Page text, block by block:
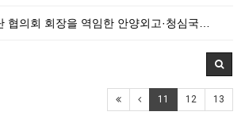
협의회 회장을 역임한 안양외고·청심국…
11 12 13